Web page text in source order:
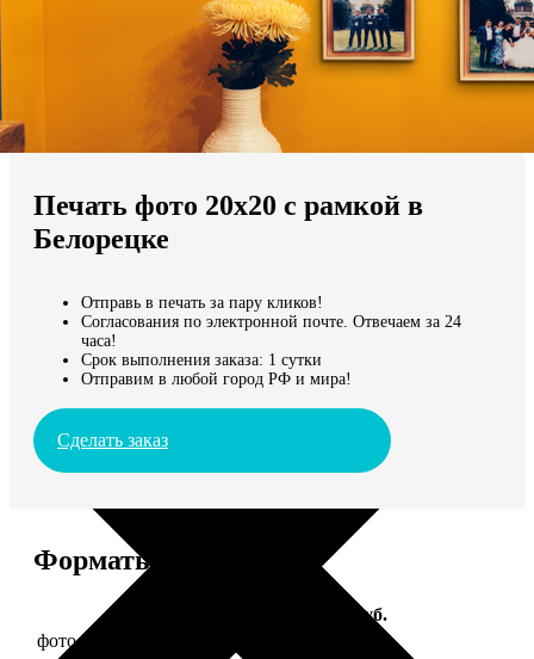
Мы доставляем по всему миру
Продолжить без города
Печать фото 20х20 с рамкой в
Белорецке
Отправь в печать за пару кликов!
Согласования по электронной почте. Отвечаем за 24
часа!
Срок выполнения заказа: 1 сутки
Отправим в любой город РФ и мира!
Сделать заказ
Форматы и цены
Цена, руб.
фото 20х20 в деревянной рамке